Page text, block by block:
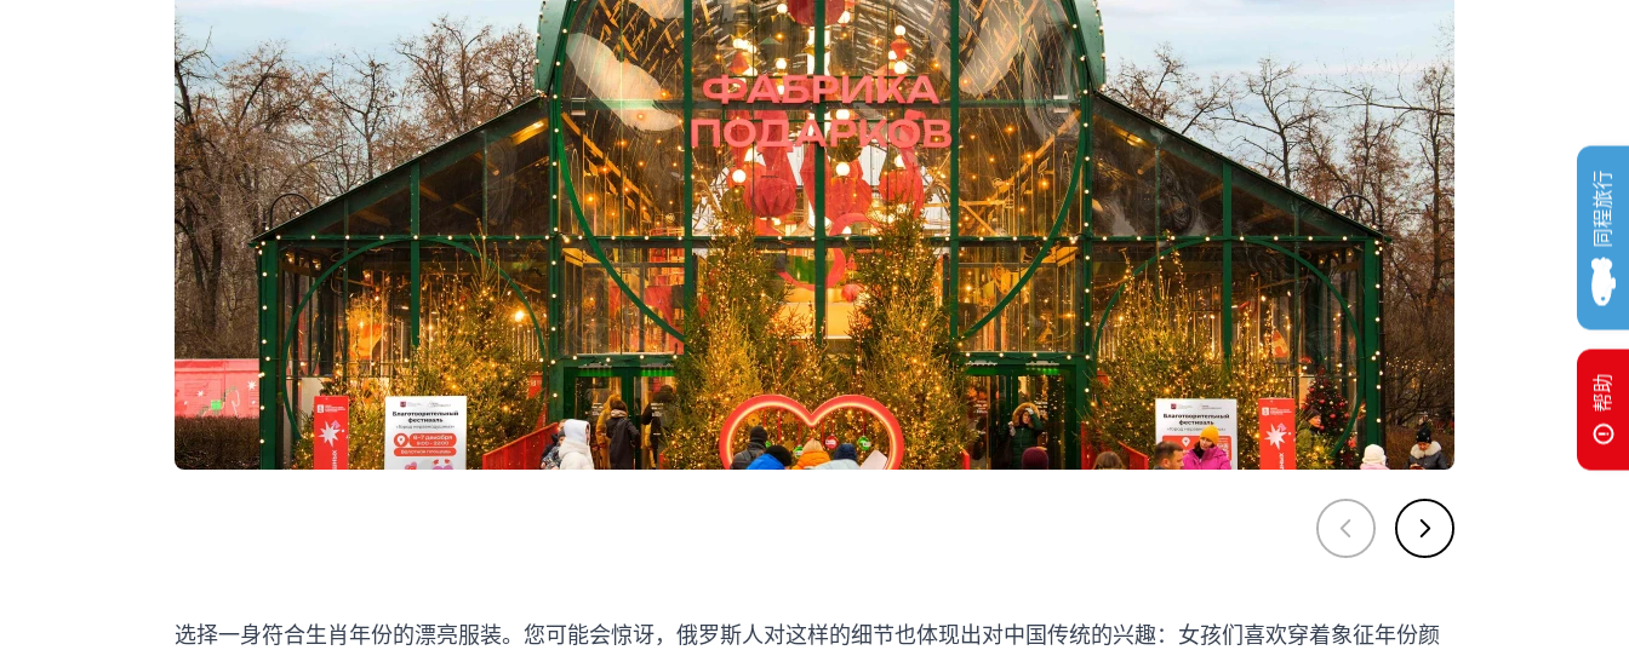
选择一身符合生肖年份的漂亮服装。您可能会惊讶，俄罗斯人对这样的细节也体现出对中国传统的兴趣：女孩们喜欢穿着象征年份颜
帮助
同程旅行